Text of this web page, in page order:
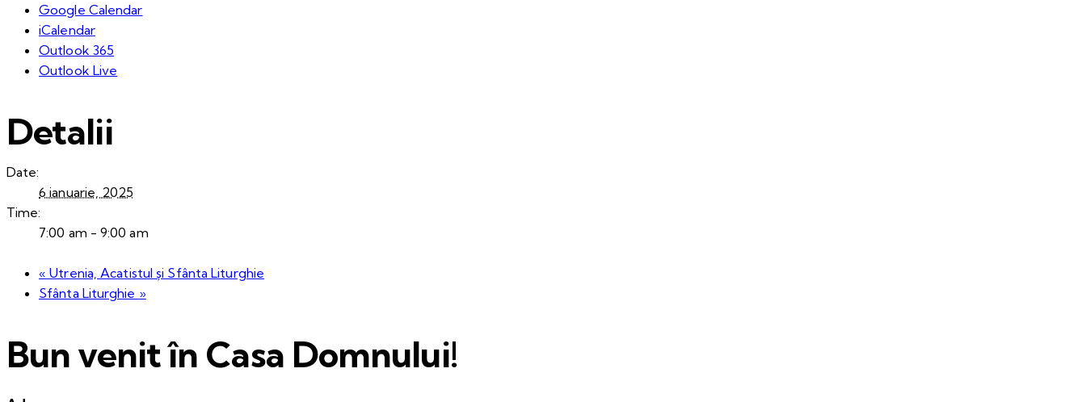
Google Calendar
iCalendar
Outlook 365
Outlook Live
Detalii
Date:
6 ianuarie, 2025
Time:
7:00 am - 9:00 am
« Utrenia, Acatistul și Sfânta Liturghie
Sfânta Liturghie »
Bun venit în Casa Domnului!